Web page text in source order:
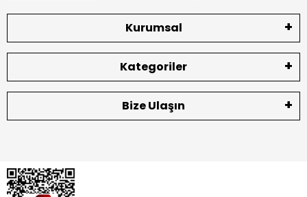
Kurumsal
Kategoriler
Bize Ulaşın